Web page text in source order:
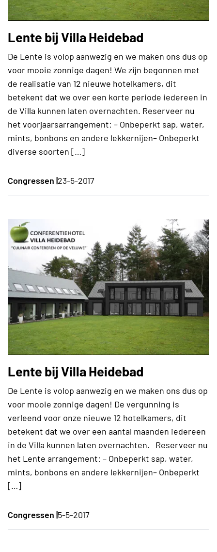
Lente bij Villa Heidebad
De Lente is volop aanwezig en we maken ons dus op
voor mooie zonnige dagen! We zijn begonnen met
de realisatie van 12 nieuwe hotelkamers, dit
betekent dat we over een korte periode iedereen in
de Villa kunnen laten overnachten. Reserveer nu
het voorjaarsarrangement: – Onbeperkt sap, water,
mints, bonbons en andere lekkernijen– Onbeperkt
diverse soorten […]
Congressen |23-5-2017
Lente bij Villa Heidebad
De Lente is volop aanwezig en we maken ons dus op
voor mooie zonnige dagen! De vergunning is
verleend voor onze nieuwe 12 hotelkamers, dit
betekent dat we over een aantal maanden iedereen
in de Villa kunnen laten overnachten. Reserveer nu
het Lente arrangement: – Onbeperkt sap, water,
mints, bonbons en andere lekkernijen– Onbeperkt
[…]
Congressen |5-5-2017